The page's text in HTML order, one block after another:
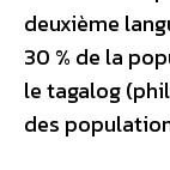
deuxième
30 % de la
le tagalog
des